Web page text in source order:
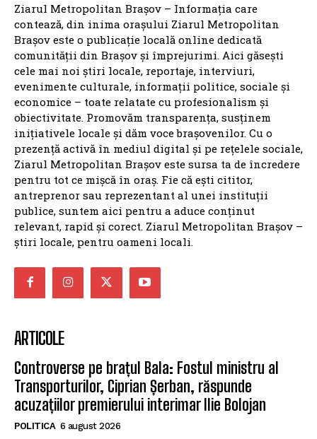
Ziarul Metropolitan Brașov – Informația care
contează, din inima orașului Ziarul Metropolitan
Brașov este o publicație locală online dedicată
comunității din Brașov și împrejurimi. Aici găsești
cele mai noi știri locale, reportaje, interviuri,
evenimente culturale, informații politice, sociale și
economice – toate relatate cu profesionalism și
obiectivitate. Promovăm transparența, susținem
inițiativele locale și dăm voce brașovenilor. Cu o
prezență activă în mediul digital și pe rețelele sociale,
Ziarul Metropolitan Brașov este sursa ta de încredere
pentru tot ce mișcă în oraș. Fie că ești cititor,
antreprenor sau reprezentant al unei instituții
publice, suntem aici pentru a aduce conținut
relevant, rapid și corect. Ziarul Metropolitan Brașov –
știri locale, pentru oameni locali.
ARTICOLE
Controverse pe brațul Bala: Fostul ministru al
Transporturilor, Ciprian Șerban, răspunde
acuzațiilor premierului interimar Ilie Bolojan
POLITICA 6 august 2026